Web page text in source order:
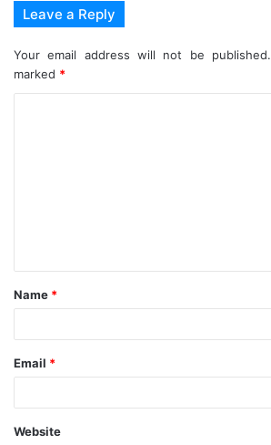
Leave a Reply
Your email address will not be published.
marked *
t
*
Name *
Email *
Website